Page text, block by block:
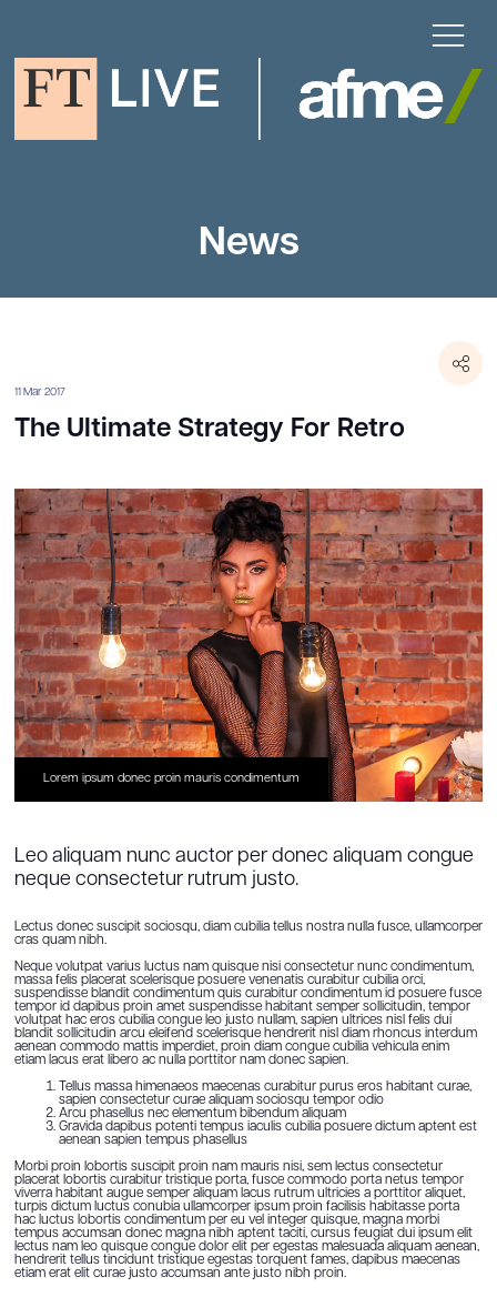
News
11 Mar 2017
The Ultimate Strategy For Retro
Lorem ipsum donec proin mauris condimentum
Leo aliquam nunc auctor per donec aliquam congue
neque consectetur rutrum justo.
Lectus donec suscipit sociosqu, diam cubilia tellus nostra nulla fusce, ullamcorper
cras quam nibh.
Neque volutpat varius luctus nam quisque nisi consectetur nunc condimentum,
massa felis placerat scelerisque posuere venenatis curabitur cubilia orci,
suspendisse blandit condimentum quis curabitur condimentum id posuere fusce
tempor id dapibus proin amet suspendisse habitant semper sollicitudin, tempor
volutpat hac eros cubilia congue leo justo nullam, sapien ultrices nisl felis dui
blandit sollicitudin arcu eleifend scelerisque hendrerit nisl diam rhoncus interdum
aenean commodo mattis imperdiet, proin diam congue cubilia vehicula enim
etiam lacus erat libero ac nulla porttitor nam donec sapien.
Tellus massa himenaeos maecenas curabitur purus eros habitant curae,
sapien consectetur curae aliquam sociosqu tempor odio
Arcu phasellus nec elementum bibendum aliquam
Gravida dapibus potenti tempus iaculis cubilia posuere dictum aptent est
aenean sapien tempus phasellus
Morbi proin lobortis suscipit proin nam mauris nisi, sem lectus consectetur
placerat lobortis curabitur tristique porta, fusce commodo porta netus tempor
viverra habitant augue semper aliquam lacus rutrum ultricies a porttitor aliquet,
turpis dictum luctus conubia ullamcorper ipsum proin facilisis habitasse porta
hac luctus lobortis condimentum per eu vel integer quisque, magna morbi
tempus accumsan donec magna nibh aptent taciti, cursus feugiat dui ipsum elit
lectus nam leo quisque congue dolor elit per egestas malesuada aliquam aenean,
hendrerit tellus tincidunt tristique egestas torquent fames, dapibus maecenas
etiam erat elit curae justo accumsan ante justo nibh proin.